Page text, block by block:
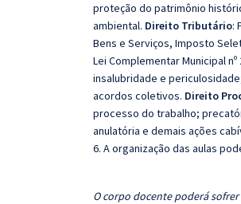
proteção do patrimônio
ambiental. Direito Tributário:
Bens e Serviços, Imposto
Lei Complementar Municipal nº
insalubridade e
acordos coletivos. Direito
processo do trabalho;
anulatória e demais ações
6. A organização das aulas
O corpo docente poderá